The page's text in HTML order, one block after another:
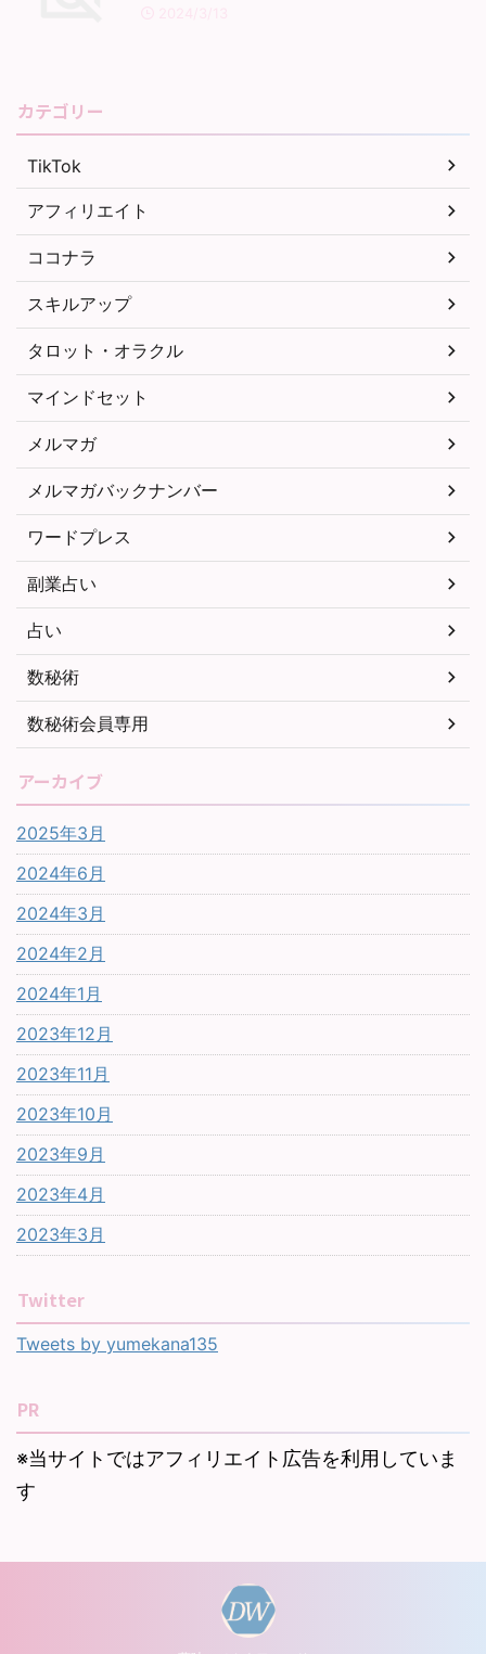
カテゴリー
TikTok
アフィリエイト
ココナラ
スキルアップ
タロット・オラクル
マインドセット
メルマガ
メルマガバックナンバー
ワードプレス
副業占い
占い
数秘術
数秘術会員専用
アーカイブ
2025年3月
2024年6月
2024年3月
2024年2月
2024年1月
2023年12月
2023年11月
2023年10月
2023年9月
2023年4月
2023年3月
Twitter
Tweets by yumekana135
PR
※当サイトではアフィリエイト広告を利用していま
す